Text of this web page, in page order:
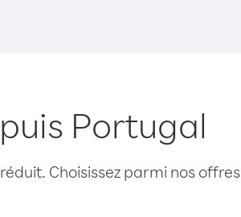
Portugal
Choisissez parmi nos offres